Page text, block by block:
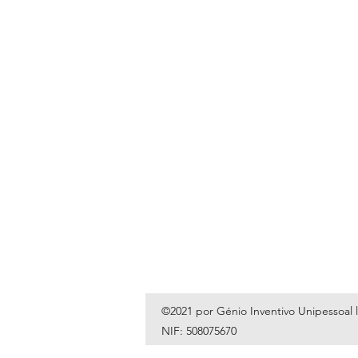
©2021 por Génio Inventivo Unipessoal
NIF: 508075670